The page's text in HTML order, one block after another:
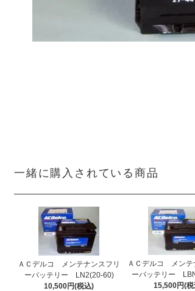
一緒に購入されている商品
ＡＣデルコ メンテナンスフリ
ーバッテリー LN2(20-60)
10,500円(税込)
ＡＣデルコ メンテ
ーバッテリー
15,500円(税